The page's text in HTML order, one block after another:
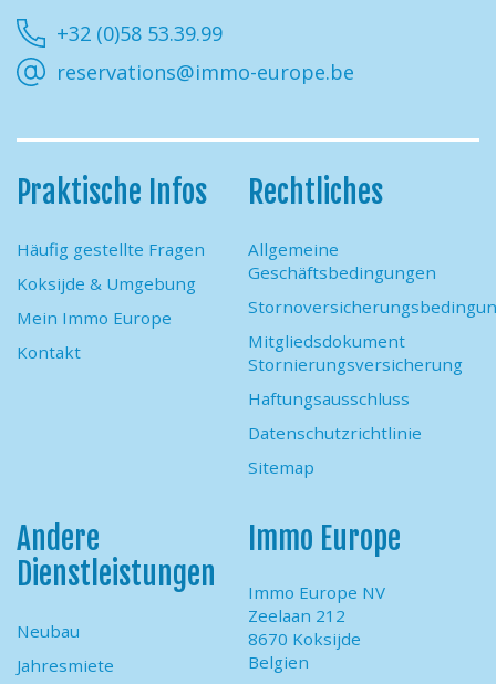
+32 (0)58 53.39.99
reservations@immo-europe.be
Praktische Infos
Häufig gestellte Fragen
Koksijde & Umgebung
Mein Immo Europe
Kontakt
Rechtliches
Allgemeine
Geschäftsbedingungen
Mitgliedsdokument
Stornierungsversicherung
Haftungsausschluss
Datenschutzrichtlinie
Sitemap
Andere
Dienstleistungen
Neubau
Jahresmiete
Immo Europe
Immo Europe NV
Zeelaan 212
8670 Koksijde
Belgien